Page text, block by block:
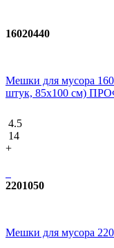
16020440
Мешки для мусора
штук, 85x100 см)
4.5
14
+
2201050
Мешки для мусора